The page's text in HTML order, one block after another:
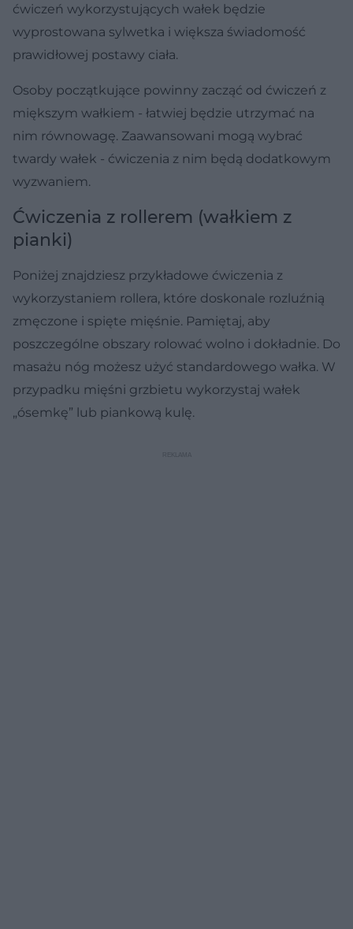
ćwiczeń wykorzystujących wałek będzie
wyprostowana sylwetka i większa świadomość
prawidłowej postawy ciała.
Osoby początkujące powinny zacząć od ćwiczeń z
miększym wałkiem - łatwiej będzie utrzymać na
nim równowagę. Zaawansowani mogą wybrać
twardy wałek - ćwiczenia z nim będą dodatkowym
wyzwaniem.
Ćwiczenia z rollerem (wałkiem z
pianki)
Poniżej znajdziesz przykładowe ćwiczenia z
wykorzystaniem rollera, które doskonale rozluźnią
zmęczone i spięte mięśnie. Pamiętaj, aby
poszczególne obszary rolować wolno i dokładnie. Do
masażu nóg możesz użyć standardowego wałka. W
przypadku mięśni grzbietu wykorzystaj wałek
„ósemkę” lub piankową kulę.